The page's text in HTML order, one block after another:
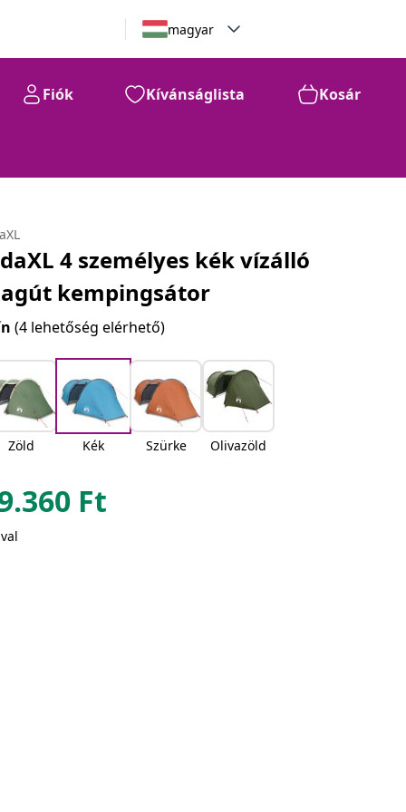
magyar
Fiók Kívánságlista Kosár
4 személyes kék vízálló
kempingsátor
(4 lehetőség elérhető)
Zöld Kék Szürke Olivazöld
Ft